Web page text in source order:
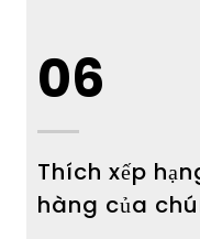
06
Thích xếp
hàng của